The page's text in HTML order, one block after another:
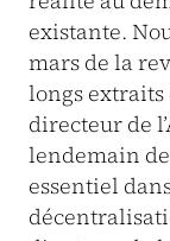
existante.
mars de la
longs extraits
directeur de
lendemain
essentiel